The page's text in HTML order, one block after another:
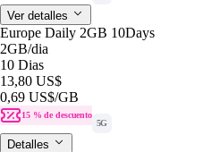
Ver detalles
Europe Daily 2GB 10Days
2GB/dia
10 Dias
13,80 US$
0,69 US$/GB
15 % de descuento
5G
Detalles